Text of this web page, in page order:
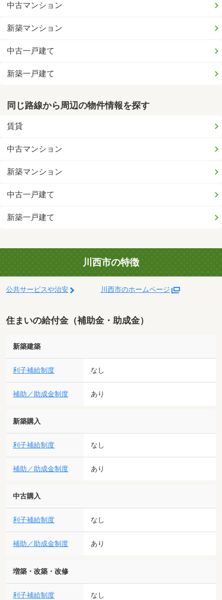
中古マンション
新築マンション
中古一戸建て
新築一戸建て
同じ路線から周辺の物件情報を探す
賃貸
中古マンション
新築マンション
中古一戸建て
新築一戸建て
川西市の特徴
公共サービスや治安 川西市のホームページ
住まいの給付金（補助金・助成金）
新築建築
利子補給制度 なし
補助／助成金制度 あり
新築購入
利子補給制度 なし
補助／助成金制度 あり
中古購入
利子補給制度 なし
補助／助成金制度 あり
増築・改築・改修
利子補給制度 なし